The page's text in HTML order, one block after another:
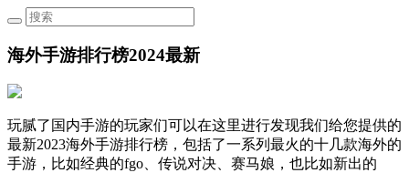
海外手游排行榜2024最新
玩腻了国内手游的玩家们可以在这里进行发现我们给您提供的
最新2023海外手游排行榜，包括了一系列最火的十几款海外的
手游，比如经典的fgo、传说对决、赛马娘，也比如新出的